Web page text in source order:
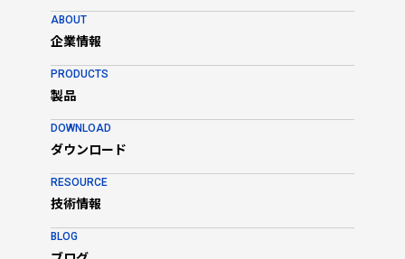
ABOUT
企業情報
PRODUCTS
製品
DOWNLOAD
ダウンロード
RESOURCE
技術情報
BLOG